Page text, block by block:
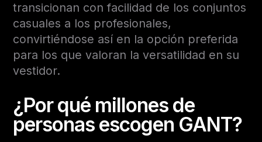
transicionan con facilidad de los conjuntos
casuales a los profesionales,
convirtiéndose así en la opción preferida
para los que valoran la versatilidad en su
vestidor.
¿Por qué millones de
personas escogen GANT?